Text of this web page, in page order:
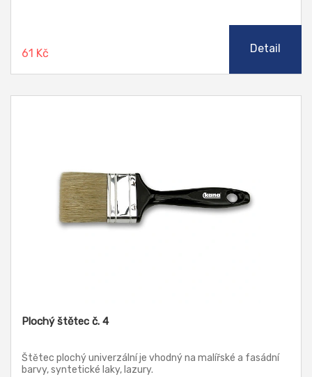
61 Kč Detail
Plochý štětec č. 4
Štětec plochý univerzální je vhodný na malířské a fasádní
barvy, syntetické laky, lazury.